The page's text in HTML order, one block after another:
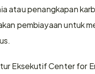
atau penangkapan
pembiayaan untuk
Eksekutif Center for